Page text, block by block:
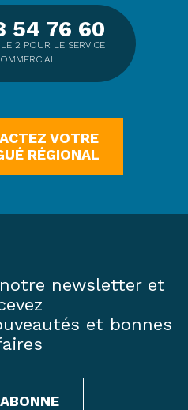
54 76 60
2 POUR LE SERVICE
VOTRE
RÉGIONAL
newsletter et
et bonnes